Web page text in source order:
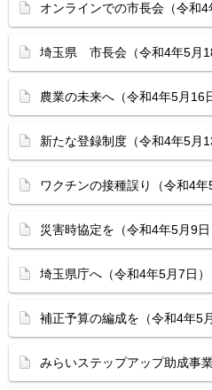
オンラインでの市長会（令和4
埼玉県 市長会（令和4年5月
農業の未来へ（令和4年5月16
新たな登録制度（令和4年5月
ワクチンの接種誤り（令和4年
災害時協定を（令和4年5月9日
埼玉県庁へ（令和4年5月7日）
補正予算の編成を（令和4年5
みらいステップアップ助成事